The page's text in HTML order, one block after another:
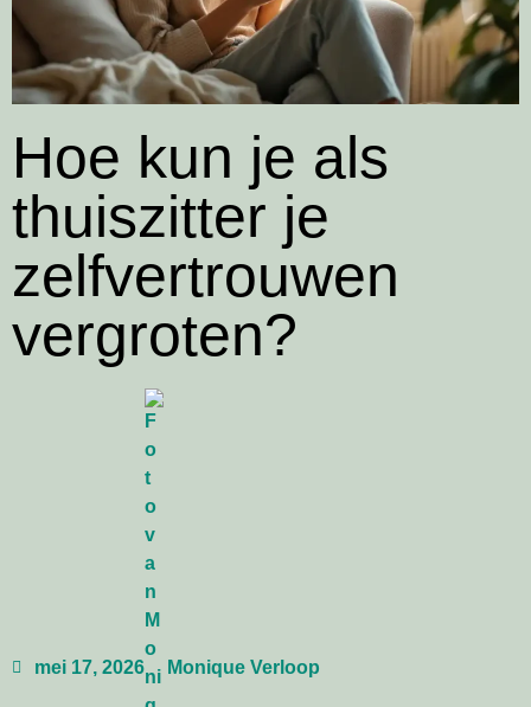
Hoe kun je als
thuiszitter je
zelfvertrouwen
vergroten?
mei 17, 2026 Monique Verloop